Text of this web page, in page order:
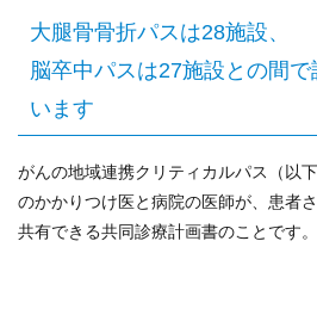
大腿骨骨折パスは28施設、
脳卒中パスは27施設との間
います
がんの地域連携クリティカルパス（以
のかかりつけ医と病院の医師が、患者
共有できる共同診療計画書のことです。